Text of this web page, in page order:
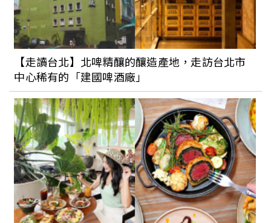
「山裡面的嵐卡」由布農族父子一起經營
的露營區，守候著祖先留下的方寸之地，
可以看星星、嚐野味， 體驗山林生活自然
野趣之樂
奢華露營正夯！斑比跳跳 X 三灣棕櫚灣全
新型態露營好想體驗看看，可以大啖和牛
龍蝦大餐，此生必訪一次的豪華享受
【走讀台北】北啤精釀的釀造產地，走訪台北市
中心稀有的「建國啤酒廠」